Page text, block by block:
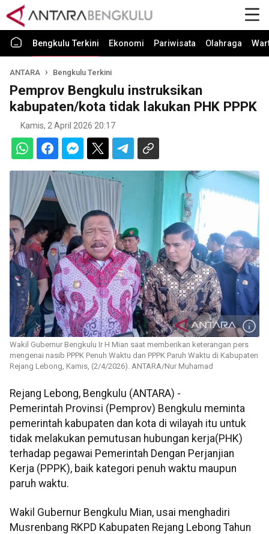
Bengkulu Terkini Ekonomi Pariwisata Olahraga
ANTARA Bengkulu Terkini
Pemprov Bengkulu instruksikan
kabupaten/kota tidak lakukan PHK PPPK
Kamis, 2 April 2026 20:17
Wakil Gubernur Bengkulu Ir H Mian saat memberikan keterangan pers
mengenai nasib PPPK Penuh Waktu dan PPPK Paruh Waktu di Kabupaten
Rejang Lebong, Kamis, (2/4/2026). ANTARA/Nur Muhamad
Rejang Lebong, Bengkulu (ANTARA) -
Pemerintah Provinsi (Pemprov) Bengkulu meminta
pemerintah kabupaten dan kota di wilayah itu untuk
tidak melakukan pemutusan hubungan kerja(PHK)
terhadap pegawai Pemerintah Dengan Perjanjian
Kerja (PPPK), baik kategori penuh waktu maupun
paruh waktu.
Wakil Gubernur Bengkulu Mian, usai menghadiri
Musrenbang RKPD Kabupaten Rejang Lebong Tahun